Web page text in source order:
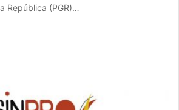
República (PGR)…